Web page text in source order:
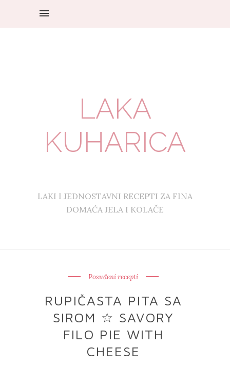
LAKA
KUHARICA
LAKI I JEDNOSTAVNI RECEPTI ZA FINA
DOMAĆA JELA I KOLAČE
Posuđeni recepti
RUPIČASTA PITA SA
SIROM ☆ SAVORY
FILO PIE WITH
CHEESE